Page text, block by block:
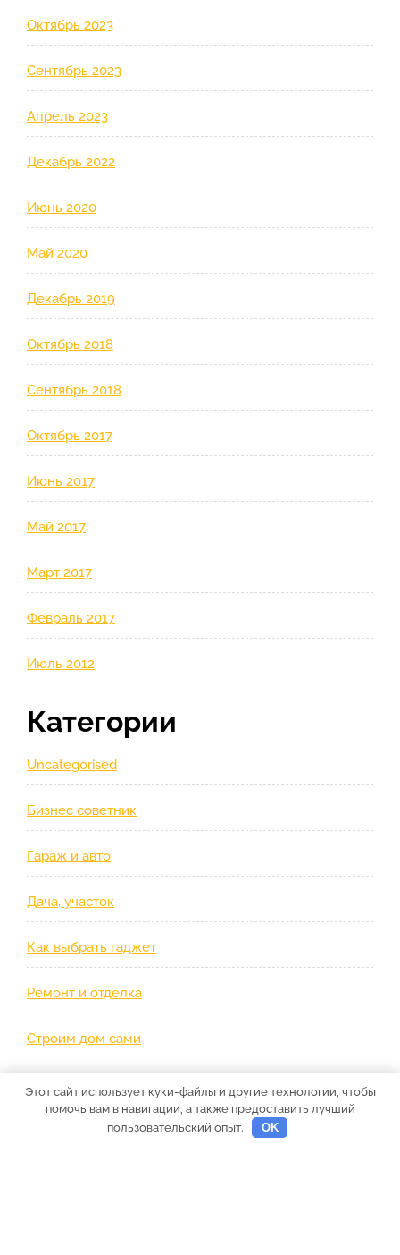
Октябрь 2023
Сентябрь 2023
Апрель 2023
Декабрь 2022
Июнь 2020
Май 2020
Декабрь 2019
Октябрь 2018
Сентябрь 2018
Октябрь 2017
Июнь 2017
Май 2017
Март 2017
Февраль 2017
Июль 2012
Категории
Uncategorised
Бизнес советник
Гараж и авто
Дача, участок
Как выбрать гаджет
Ремонт и отделка
Строим дом сами
Этот сайт использует куки-файлы и другие технологии, чтобы
помочь вам в навигации, а также предоставить лучший
пользовательский опыт.
OK